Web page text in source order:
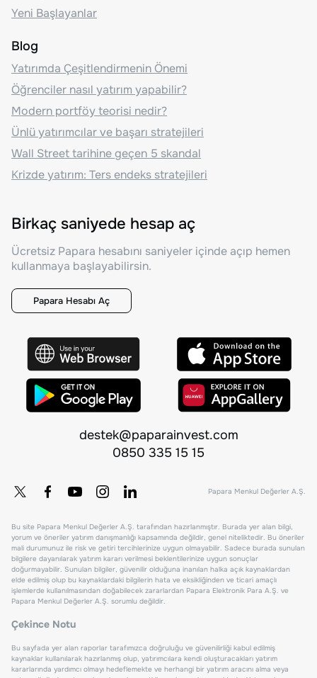
Yeni Başlayanlar
Blog
Yatırımda Çeşitlendirmenin Önemi
Öğrenciler nasıl yatırım yapabilir?
Modern portföy teorisi nedir?
Ünlü yatırımcılar ve başarı stratejileri
Wall Street tarihine geçen 5 skandal
Krizde yatırım: Ters endeks stratejileri
Birkaç saniyede hesap aç
Ücretsiz Papara hesabını saniyeler içinde açıp hemen
kullanmaya başlayabilirsin.
Papara Hesabı Aç
destek@paparainvest.com
0850 335 15 15
Papara Menkul Değerler A.Ş.
Bu site Papara Menkul Değerler A.Ş. tarafından hazırlanmıştır. Burada yer alan bilgi,
yorum ve öneriler yatırım danışmanlığı kapsamında değildir, genel niteliktedir. Bu öneriler
mali durumunuz ile risk ve getiri tercihlerinize uygun olmayabilir. Sadece burada sunulan
bilgilere dayanılarak yatırım kararı verilmesi beklentilerinize uygun sonuçlar
doğurmayabilir. Sunulan bilgiler, güvenilir olduğuna inanılan halka açık kaynaklardan
elde edilmiş olup bu kaynaklardaki bilgilerin hata ve eksikliğinden ve ticari amaçlı
işlemlerde kullanılmasından doğabilecek zararlardan Papara Elektronik Para A.Ş. ve
Papara Menkul Değerler A.Ş. sorumlu değildir.
Çekince Notu
Bu sayfada yer alan raporlar tarafımızca doğruluğu ve güvenilirliği kabul edilmiş
kaynaklar kullanılarak hazırlanmış olup, yatırımcılara kendi oluşturacakları yatırım
kararlarında yardımcı olmayı hedeflemekte ve herhangi bir yatırım aracını alma veya